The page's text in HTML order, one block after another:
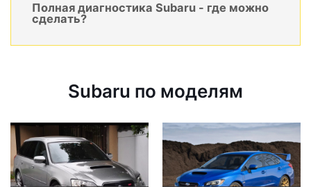
Полная диагностика Subaru - где можно
сделать?
Subaru по моделям